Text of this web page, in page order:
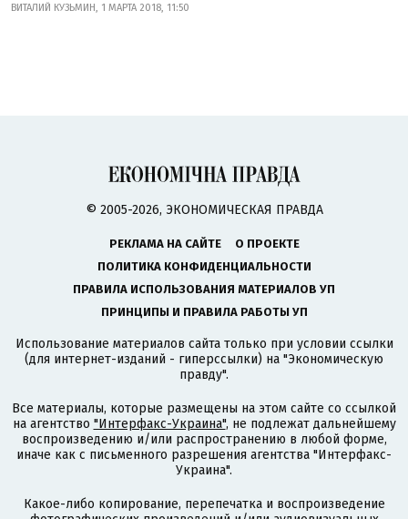
ВИТАЛИЙ КУЗЬМИН, 1 МАРТА 2018, 11:50
© 2005-2026, ЭКОНОМИЧЕСКАЯ ПРАВДА
РЕКЛАМА НА САЙТЕ
О ПРОЕКТЕ
ПОЛИТИКА КОНФИДЕНЦИАЛЬНОСТИ
ПРАВИЛА ИСПОЛЬЗОВАНИЯ МАТЕРИАЛОВ УП
ПРИНЦИПЫ И ПРАВИЛА РАБОТЫ УП
Использование материалов сайта только при условии ссылки
(для интернет-изданий - гиперссылки) на "Экономическую
правду".
Все материалы, которые размещены на этом сайте со ссылкой
на агентство "Интерфакс-Украина", не подлежат дальнейшему
воспроизведению и/или распространению в любой форме,
иначе как с письменного разрешения агентства "Интерфакс-
Украина".
Какое-либо копирование, перепечатка и воспроизведение